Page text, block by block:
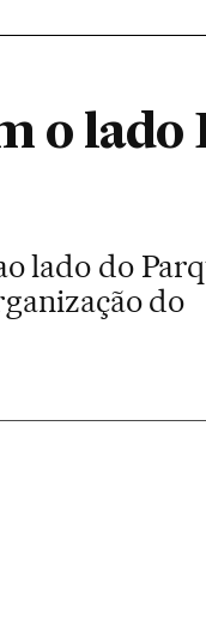
o lado
lado do
do